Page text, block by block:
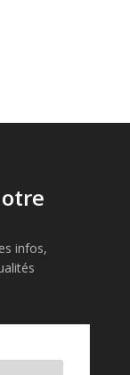
infos,